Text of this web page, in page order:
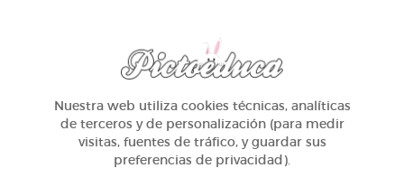
Nuestra web utiliza cookies técnicas, analíticas
de terceros y de personalización (para medir
visitas, fuentes de tráfico, y guardar sus
preferencias de privacidad).